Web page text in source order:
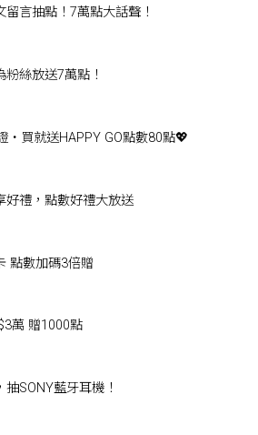
留言抽點！7萬點大話聲！
粉絲放送7萬點！
・買就送HAPPY GO點數80點💖
好禮，點數好禮大放送
點數加碼3倍贈
萬 贈1000點
SONY藍牙耳機！